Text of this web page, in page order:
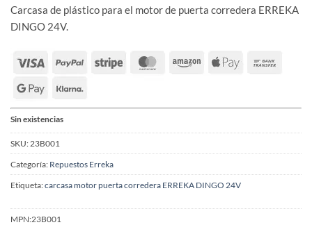
Carcasa de plástico para el motor de puerta corredera ERREKA
DINGO 24V.
Sin existencias
SKU:23B001
Categoría: Repuestos Erreka
Etiqueta:carcasa motor puerta corredera ERREKA DINGO 24V
MPN:23B001